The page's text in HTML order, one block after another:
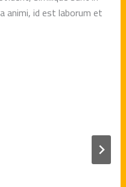
animi, id est laborum et